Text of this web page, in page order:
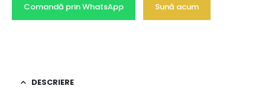
Comandă prin WhatsApp Sună acum
DESCRIERE